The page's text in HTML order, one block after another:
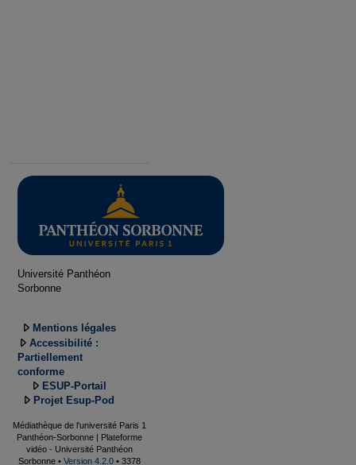
Université Panthéon
Sorbonne
Mentions légales
Accessibilité :
Partiellement
conforme
ESUP-Portail
Projet Esup-Pod
Médiathèque de l'université Paris 1
Panthéon-Sorbonne | Plateforme
vidéo - Université Panthéon
Sorbonne • Version 4.2.0 • 3378